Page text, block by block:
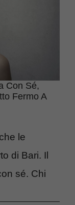
Con Sé,
Fermo A
le
di Bari. Il
sé. Chi